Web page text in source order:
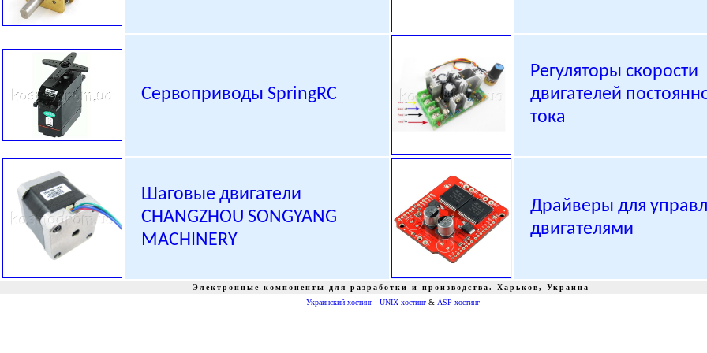
Сервоприводы SpringRC
Регуляторы скорости
двигателей
тока
Шаговые двигатели
CHANGZHOU SONGYANG
MACHINERY
Драйверы для
двигателями
Электронные компоненты для разработки и производства. Харьков, Украина
Украинский хостинг - UNIX хостинг & ASP хостинг